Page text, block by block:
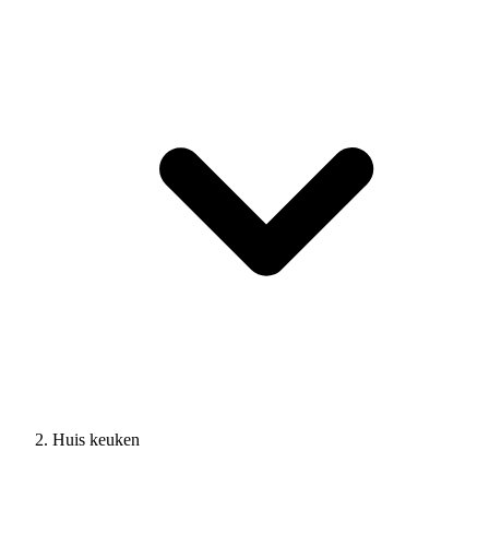
Huis keuken